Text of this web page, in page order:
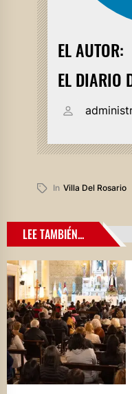
EL AUTOR:
EL DIARIO
In Villa Del Rosario
LEE TAMBIÉN...